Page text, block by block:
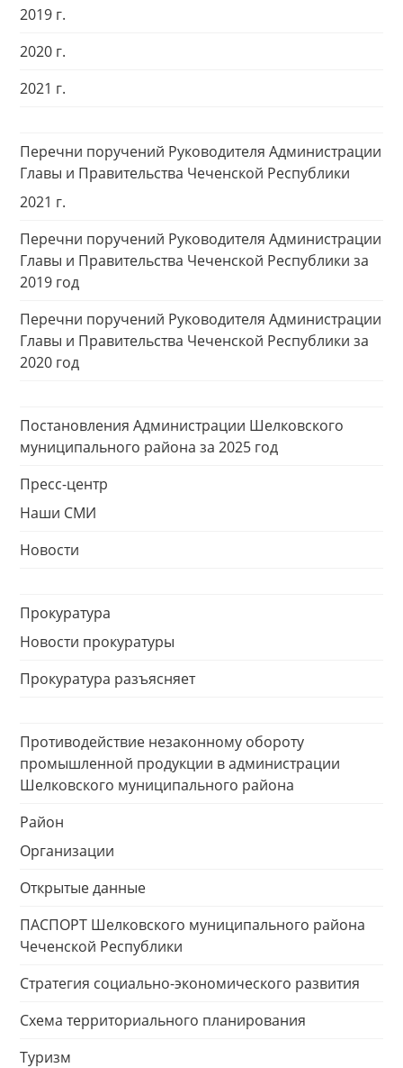
2019 г.
2020 г.
2021 г.
Перечни поручений Руководителя Администрации
Главы и Правительства Чеченской Республики
2021 г.
Перечни поручений Руководителя Администрации
Главы и Правительства Чеченской Республики за
2019 год
Перечни поручений Руководителя Администрации
Главы и Правительства Чеченской Республики за
2020 год
Постановления Администрации Шелковского
муниципального района за 2025 год
Пресс-центр
Наши СМИ
Новости
Прокуратура
Новости прокуратуры
Прокуратура разъясняет
Противодействие незаконному обороту
промышленной продукции в администрации
Шелковского муниципального района
Район
Организации
Открытые данные
ПАСПОРТ Шелковского муниципального района
Чеченской Республики
Стратегия социально-экономического развития
Схема территориального планирования
Туризм